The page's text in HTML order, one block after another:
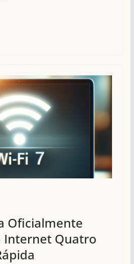
Oficialmente
Internet Quatro